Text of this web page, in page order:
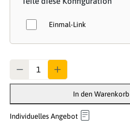
Einmal-Link
In den Warenkorb
Individuelles Angebot